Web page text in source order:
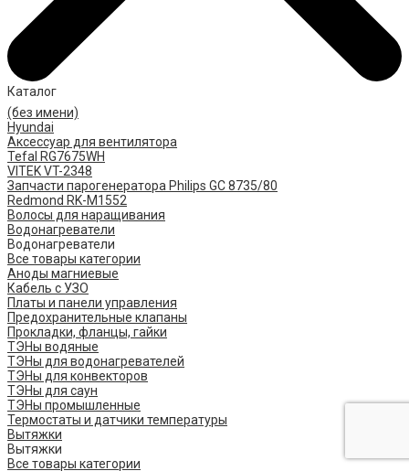
Каталог
(без имени)
Hyundai
Аксессуар для вентилятора
Tefal RG7675WH
VITEK VT-2348
Запчасти парогенератора Philips GC 8735/80
Redmond RK-M1552
Волосы для наращивания
Водонагреватели
Водонагреватели
Все товары категории
Аноды магниевые
Кабель с УЗО
Платы и панели управления
Предохранительные клапаны
Прокладки, фланцы, гайки
ТЭНы водяные
ТЭНы для водонагревателей
ТЭНы для конвекторов
ТЭНы для саун
ТЭНы промышленные
Термостаты и датчики температуры
Вытяжки
Вытяжки
Все товары категории